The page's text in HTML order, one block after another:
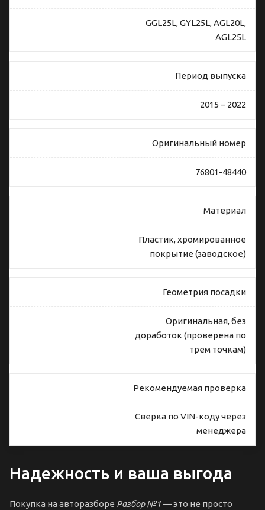
GGL25L, GYL25L, AGL20L,
AGL25L
Период выпуска
2015 – 2022
Оригинальный номер
76801-48440
Материал
Пластик, хромированное
покрытие (заводское)
Геометрия посадки
Оригинальная, без
доработок (проверена по
трем точкам)
Рекомендуемая проверка
Сверка по VIN-коду через
менеджера
Надежность и ваша выгода
Покупка на авторазборе Разбор №1— это не просто